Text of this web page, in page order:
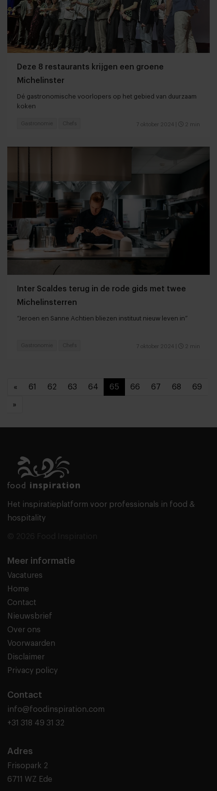
Deze 8 restaurants krijgen een groene
Michelinster
Dé gastronomische voorlopers op het gebied van duurzaam
koken
7 oktober 2024 2 min
Gastronomie Chefs
Inter Scaldes terug in de rode gids met twee
Michelinsterren
“Jeroen en Sanne Achtien bliezen instituut nieuw leven in”
7 oktober 2024 2 min
Gastronomie Chefs
« 61 62 63 64 65 66 67 68 69
»
Het inspiratieplatform voor professionals in food &
hospitality
Meer informatie
Vacatures
Home
Contact
Nieuwsbrief
Over ons
Voorwaarden
Disclaimer
Privacy policy
Contact
info@foodinspiration.com
+31 318 49 31 32
Adres
Frisopark 2
6711 WZ Ede